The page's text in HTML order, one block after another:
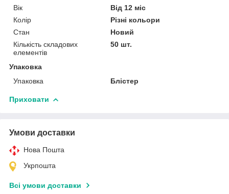
Вік
Від 12 міс
Колір
Різні кольори
Стан
Новий
Кількість складових
елементів
50 шт.
Упаковка
Упаковка
Блістер
Приховати
Умови доставки
Нова Пошта
Укрпошта
Всі умови доставки